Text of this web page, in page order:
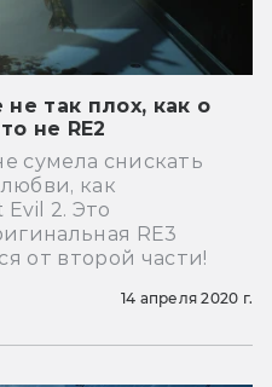
так плох, как о
не RE2
сумела снискать
как
2. Это
RE3
от второй части!
14 апреля 2020 г.